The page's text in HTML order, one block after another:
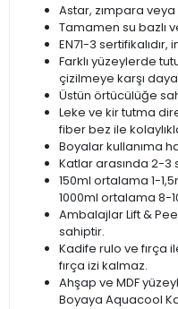
Astar, zımpara
Tamamen su bazlı
EN71-3
Farklı yüzeylerde
çizilmeye karşı
Üstün örtücülüğe
Leke ve kir tutma
fiber bez ile
Boyalar kullanıma
Katlar arasında 2-
150ml ortalama 1-
1000ml ortalama 8-
Ambalajlar Lift &
sahiptir.
Kadife rulo ve fırça
fırça izi kalmaz.
Ahşap ve MDF
Boyaya Aquacool